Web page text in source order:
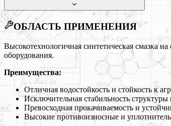
ОБЛАСТЬ ПРИМЕНЕНИЯ
Высокотехнологичная синтетическая смазка
оборудования.
Преимущества:
Отличная водостойкость и стойкость к
Исключительная стабильность
Превосходная прокачиваемость и
Высокие противоизносные и